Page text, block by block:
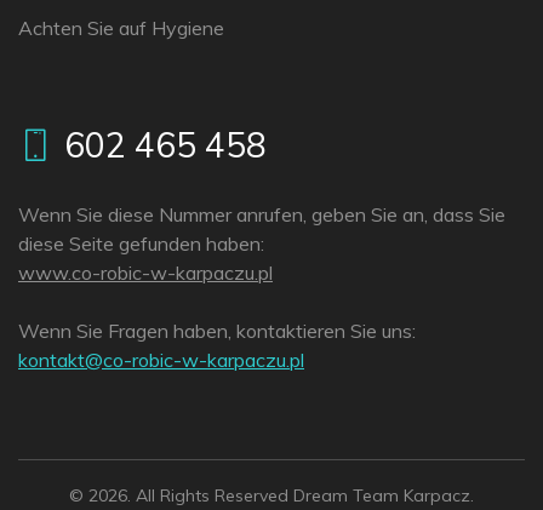
Achten Sie auf Hygiene
602 465 458
Wenn Sie diese Nummer anrufen, geben Sie an, dass Sie
diese Seite gefunden haben:
www.co-robic-w-karpaczu.pl
Wenn Sie Fragen haben, kontaktieren Sie uns:
lp.uzcaprak-w-cibor-oc@tkatnok
© 2026. All Rights Reserved Dream Team Karpacz.